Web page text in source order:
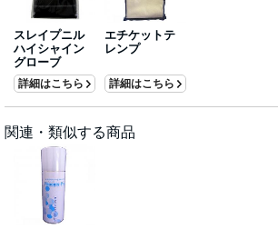
スレイプニル
ハイシャイン
グローブ
詳細はこちら
エチケットテ
レンプ
詳細はこちら
関連・類似する商品